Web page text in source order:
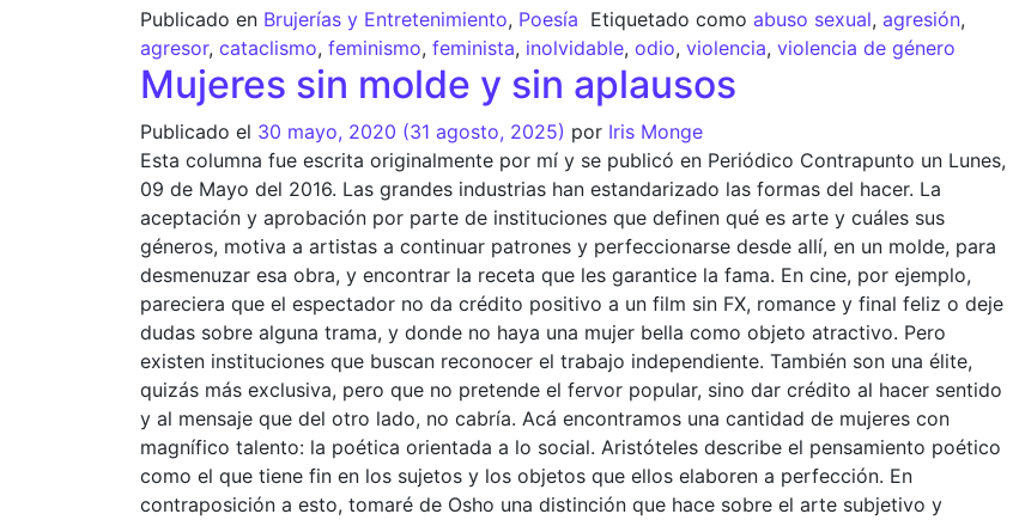
Publicado en Brujerías y Entretenimiento, Poesía Etiquetado como abuso sexual, agresión,
agresor, cataclismo, feminismo, feminista, inolvidable, odio, violencia, violencia de género
Mujeres sin molde y sin aplausos
Publicado el 30 mayo, 2020 (31 agosto, 2025) por Iris Monge
Esta columna fue escrita originalmente por mí y se publicó en Periódico Contrapunto un Lunes,
09 de Mayo del 2016. Las grandes industrias han estandarizado las formas del hacer. La
aceptación y aprobación por parte de instituciones que definen qué es arte y cuáles sus
géneros, motiva a artistas a continuar patrones y perfeccionarse desde allí, en un molde, para
desmenuzar esa obra, y encontrar la receta que les garantice la fama. En cine, por ejemplo,
pareciera que el espectador no da crédito positivo a un film sin FX, romance y final feliz o deje
dudas sobre alguna trama, y donde no haya una mujer bella como objeto atractivo. Pero
existen instituciones que buscan reconocer el trabajo independiente. También son una élite,
quizás más exclusiva, pero que no pretende el fervor popular, sino dar crédito al hacer sentido
y al mensaje que del otro lado, no cabría. Acá encontramos una cantidad de mujeres con
magnífico talento: la poética orientada a lo social. Aristóteles describe el pensamiento poético
como el que tiene fin en los sujetos y los objetos que ellos elaboren a perfección. En
contraposición a esto, tomaré de Osho una distinción que hace sobre el arte subjetivo y